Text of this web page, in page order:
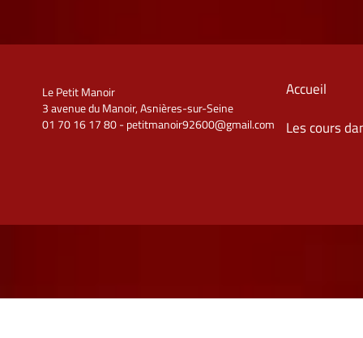
Le Petit Manoir
3 avenue du Manoir, Asnières-sur-Seine
01 70 16 17 80 - petitmanoir92600@gmail.com
Accueil
Les cours